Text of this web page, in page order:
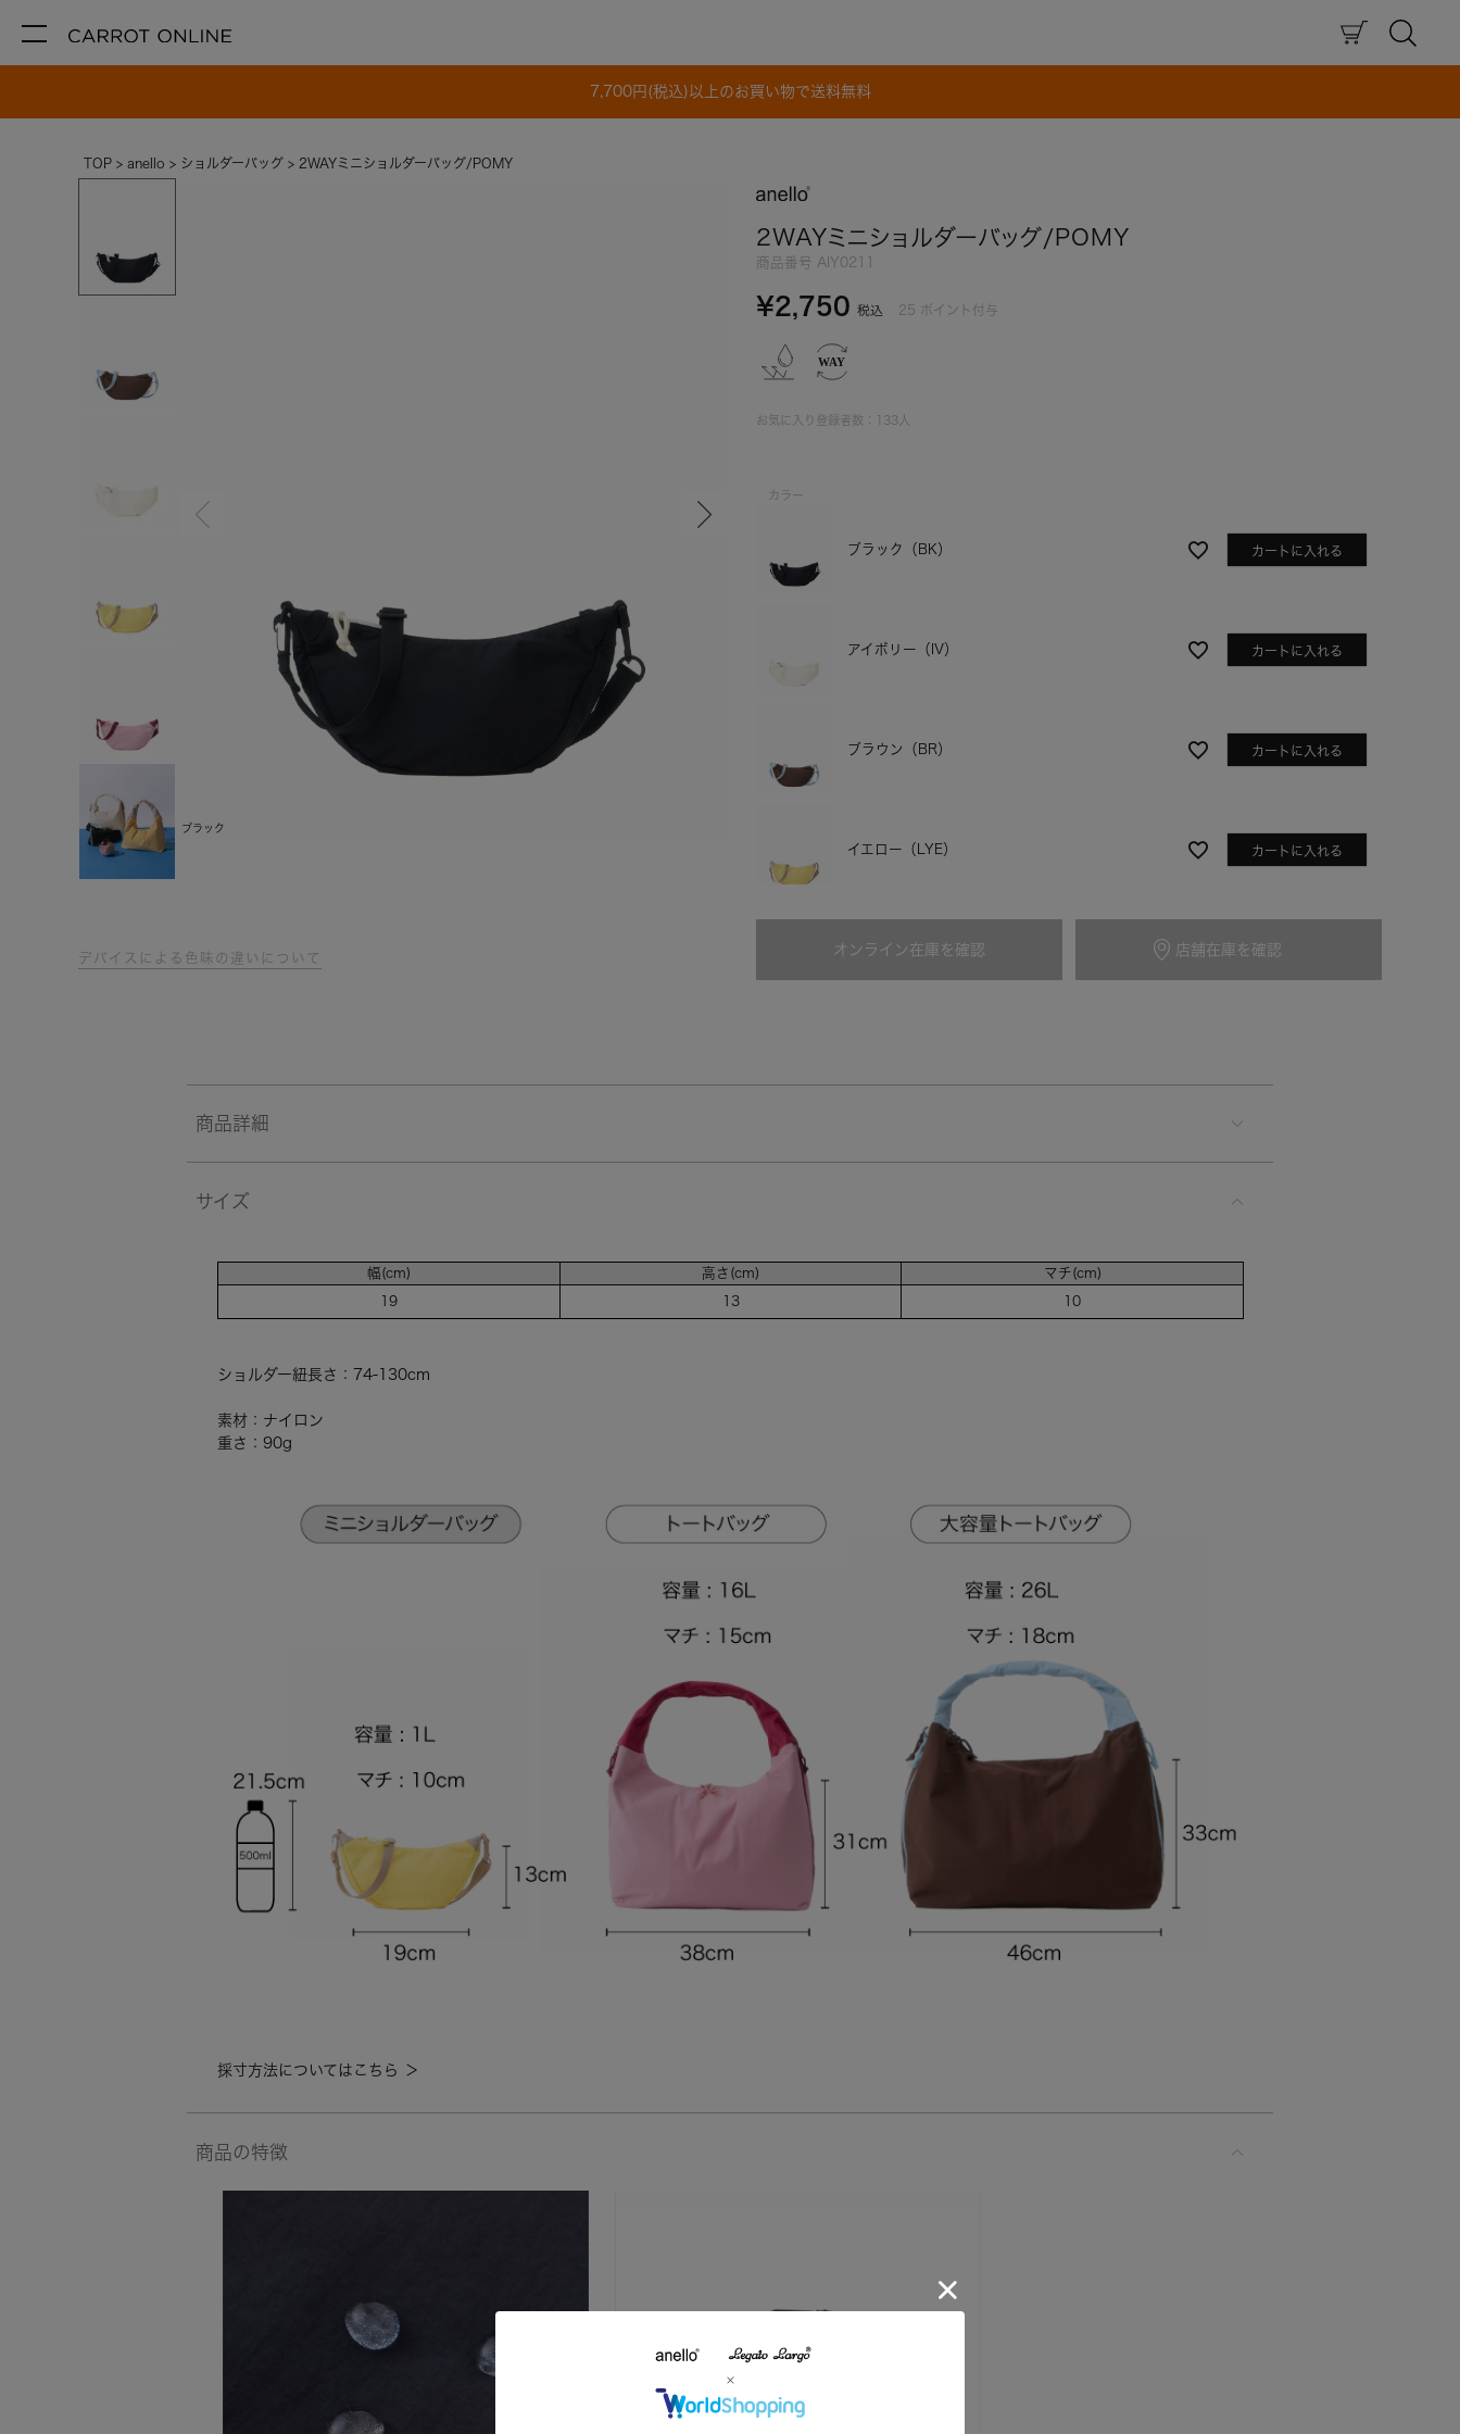
7,700円(税込)以上のお買い物で送料無料
TOP anello ショルダーバッグ 2WAYミニショルダーバッグ/POMY
ブラック
デバイスによる色味の違いについて
2WAYミニショルダーバッグ/POMY
商品番号 AIY0211
¥2,750 税込 25 ポイント付与
お気に入り登録者数： 133 人
×
カラー
ブラック（BK） カートに入れる
アイボリー（IV） カートに入れる
ブラウン（BR） カートに入れる
イエロー（LYE） カートに入れる
ピンク（PI） カートに入れる
オンライン在庫を確認 店舗在庫を確認
商品詳細
サイズ
幅(cm)
19
高さ(cm)
13
マチ(cm)
10
ショルダー紐長さ：74-130cm
素材：ナイロン
重さ：90g
採寸方法についてはこちら ＞
商品の特徴